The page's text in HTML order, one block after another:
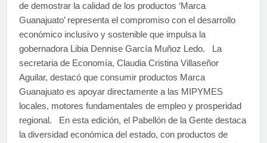
de demostrar la calidad de los productos ‘Marca
Guanajuato’ representa el compromiso con el desarrollo
económico inclusivo y sostenible que impulsa la
gobernadora Libia Dennise García Muñoz Ledo. La
secretaria de Economía, Claudia Cristina Villaseñor
Aguilar, destacó que consumir productos Marca
Guanajuato es apoyar directamente a las MIPYMES
locales, motores fundamentales de empleo y prosperidad
regional. En esta edición, el Pabellón de la Gente destaca
la diversidad económica del estado, con productos de